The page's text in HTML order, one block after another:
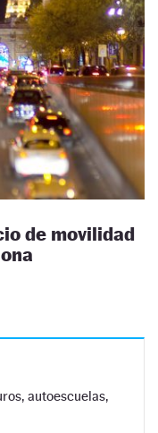
de movilidad
autoescuelas,